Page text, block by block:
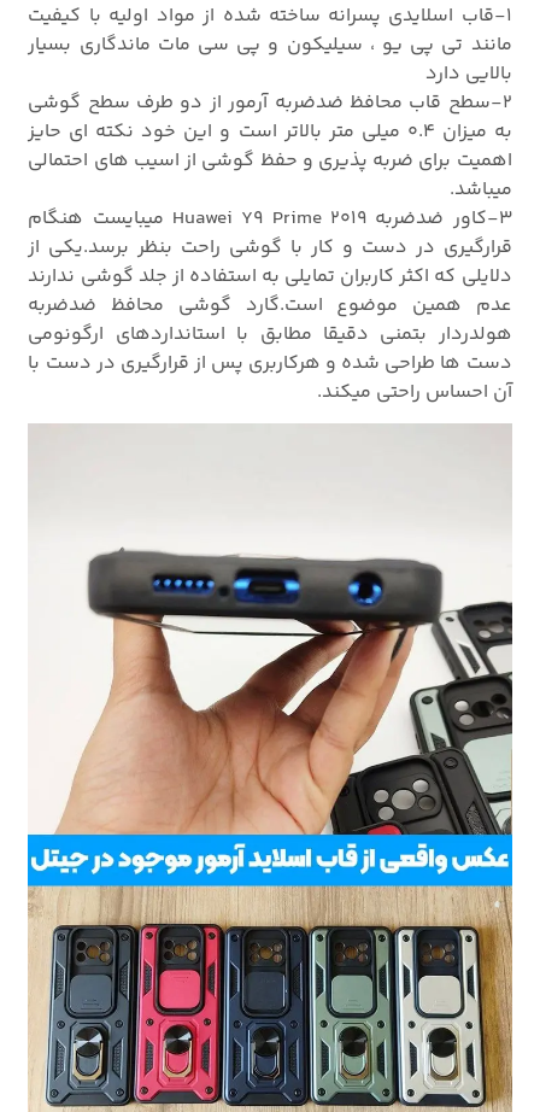
1-قاب اسلایدی پسرانه ساخته شده از مواد اولیه با کیفیت
مانند تی پی یو ، سیلیکون و پی سی مات ماندگاری بسیار
بالایی دارد
2-سطح قاب محافظ ضدضربه آرمور از دو طرف سطح گوشی
به میزان 0.4 میلی متر بالاتر است و این خود نکته ای حایز
اهمیت برای ضربه پذیری و حفظ گوشی از اسیب های احتمالی
میباشد.
3-کاور ضدضربه Huawei Y9 Prime 2019 میبایست هنگام
قرارگیری در دست و کار با گوشی راحت بنظر برسد.یکی از
دلایلی که اکثر کاربران تمایلی به استفاده از جلد گوشی ندارند
عدم همین موضوع است.گارد گوشی محافظ ضدضربه
هولدردار بتمنی دقیقا مطابق با استانداردهای ارگونومی
دست ها طراحی شده و هرکاربری پس از قرارگیری در دست با
آن احساس راحتی میکند.